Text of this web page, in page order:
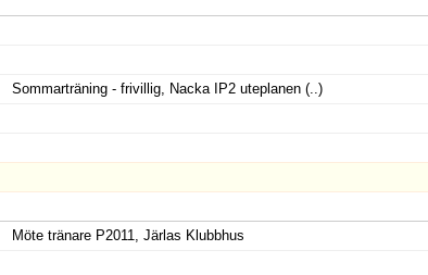
Sommarträning - frivillig, Nacka IP2 uteplanen (..)
Möte tränare P2011, Järlas Klubbhus